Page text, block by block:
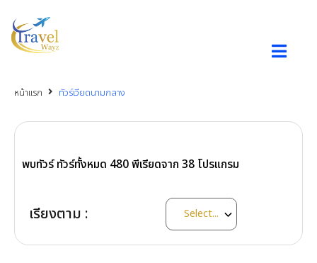
หน้าแรก ทัวร์เวียดนามกลาง
พบทัวร์ ทัวร์ทั้งหมด 480พีเรียดจาก 38 โปรแกรม
เรียงตาม :